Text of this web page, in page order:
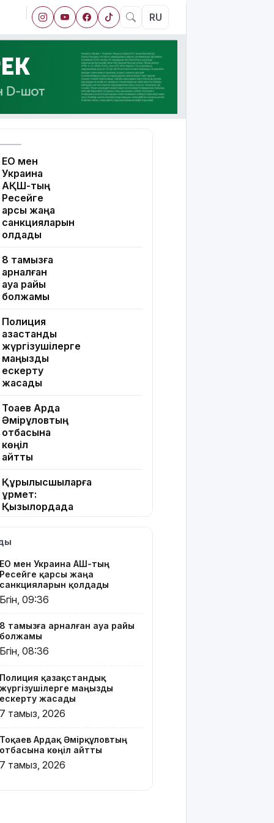
RU
ЕО мен
Украина
АҚШ-тың
Ресейге
қарсы жаңа
санкцияларын
қолдады
8 тамызға
арналған
ауа райы
болжамы
Полиция
қазақстандық
жүргізушілерге
маңызды
ескерту
жасады
Тоқаев Ардақ
Әмірқұловтың
отбасына
көңіл
айтты
Құрылысшыларға
құрмет:
Қызылордада
марапатталды
Қайрат
Сатыбалдының
ұлына
тиесілі
«Байсат»
базары
жаңа иесін
Қарағандада
Z белгісі
бар жейде
жолаушы
қызу талқыға
түсті
ЕО мен Украина АҚШ-тың
Ресейге қарсы жаңа
санкцияларын қолдады
Бүгін, 09:36
8 тамызға арналған ауа райы
болжамы
Бүгін, 08:36
Полиция қазақстандық
жүргізушілерге маңызды
ескерту жасады
7 тамыз, 2026
Тоқаев Ардақ Әмірқұловтың
отбасына көңіл айтты
7 тамыз, 2026